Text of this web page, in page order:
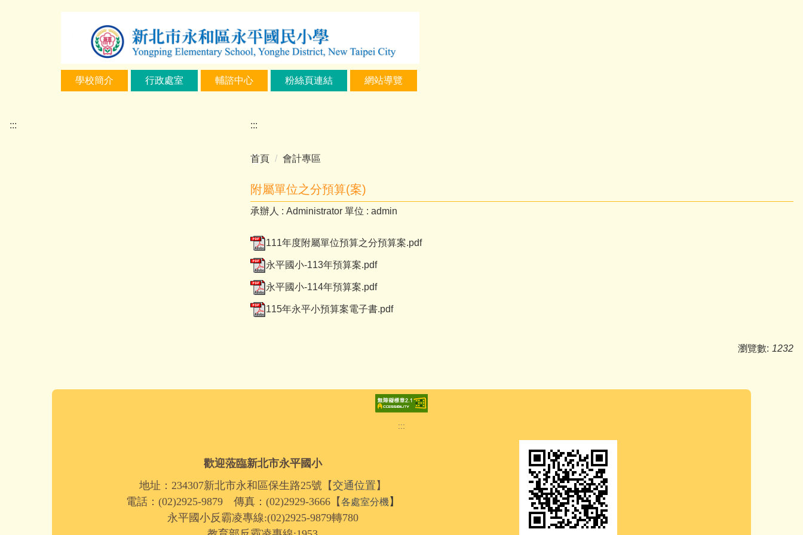
學校簡介 行政處室 輔諮中心 粉絲頁連結 網站導覽
::: :::
首頁 會計專區
附屬單位之分預算(案)
承辦人 :Administrator單位 :admin
111年度附屬單位預算之分預算案.pdf
永平國小-113年預算案.pdf
永平國小-114年預算案.pdf
115年永平小預算案電子書.pdf
瀏覽數: 1232
:::
歡迎蒞臨新北市永平國小
地址：234307新北市永和區保生路25號【交通位置 】
電話：(02)2925-9879 傳真：(02)2929-3666【各處室分機】
永平國小反霸凌專線:(02)2925-9879轉780